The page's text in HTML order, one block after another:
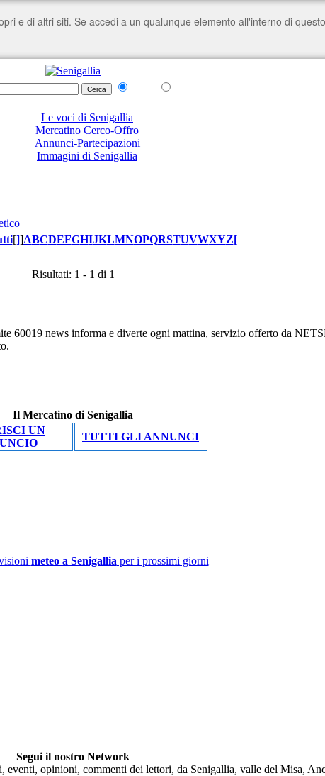
Le voci di Senigallia
Mercatino Cerco-Offro
Annunci-Partecipazioni
Immagini di Senigallia
[]]ABCDEFGHIJKLMNOPQRSTUVWXYZ[
Risultati: 1 - 1 di 1
60019 news informa e diverte ogni mattina, servizio offerto da
Il Mercatino di Senigallia
UN
TUTTI GLI ANNUNCI
meteo a Senigallia per i prossimi giorni
Segui il nostro Network
eventi, opinioni, commenti dei lettori, da Senigallia, valle del Misa,